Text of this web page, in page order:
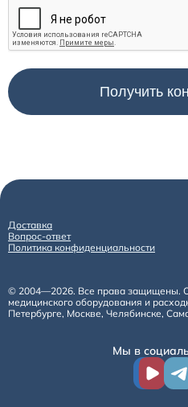
Доставка
Вопрос-ответ
Политика конфиденциальности
© 2004—2026. Все права защищены.
медицинского оборудования и
Петербурге, Москве, Челябинске,
Мы в